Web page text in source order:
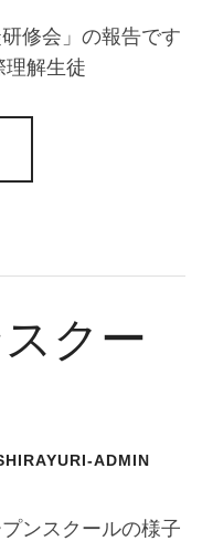
修会」の報告です
理解生徒
クー
ADMIN
ンスクールの様子